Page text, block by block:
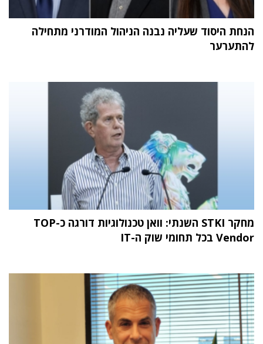
הנחת היסוד שעליה נבנה הניהול המודרני מתחילה
להתערער
מחקר STKI השנתי: וואן טכנולוגיות דורגה כ-TOP
Vendor בכל תחומי שוק ה-IT